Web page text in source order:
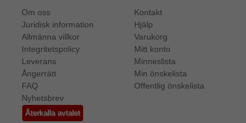
Om oss
Juridisk information
Allmänna villkor
Integritetspolicy
Leverans
Ångerrätt
FAQ
Nyhetsbrev
Återkalla avtalet
Kontakt
Hjälp
Varukorg
Mitt konto
Minneslista
Min önskelista
Offentlig önskelista